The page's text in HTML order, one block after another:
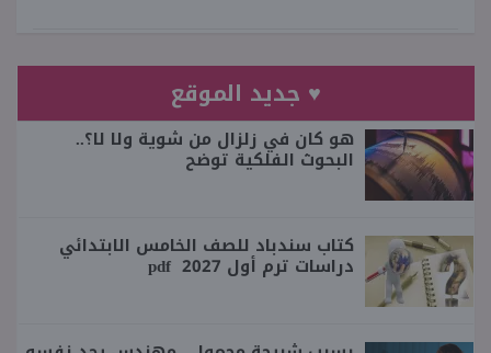
♥ جديد الموقع
هو كان في زلزال من شوية ولا لا؟..
البحوث الفلكية توضح
كتاب سندباد للصف الخامس الابتدائي
دراسات ترم أول 2027 pdf